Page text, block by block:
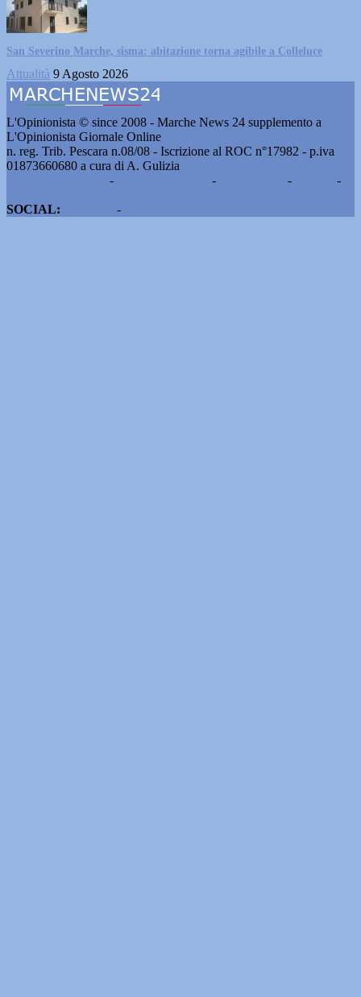
San Severino Marche, sisma: abitazione torna agibile a Colleluce
Attualità 9 Agosto 2026
L'Opinionista © since 2008 - Marche News 24 supplemento a
L'Opinionista Giornale Online
n. reg. Trib. Pescara n.08/08 - Iscrizione al ROC n°17982 - p.iva
01873660680 a cura di A. Gulizia
- - -
-
SOCIAL:
-